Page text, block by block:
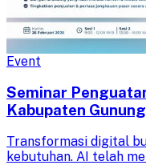
Event
Seminar
Kabupaten
Transformasi digital
kebutuhan. AI telah